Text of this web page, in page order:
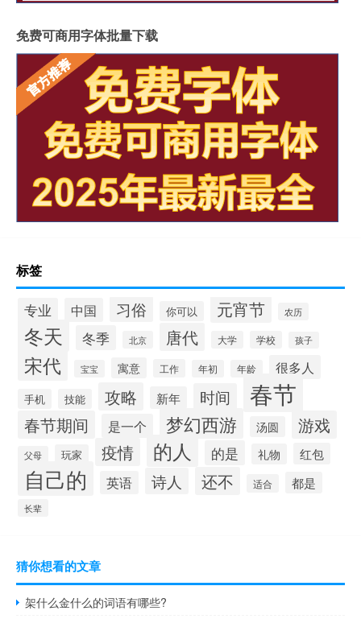
免费可商用字体批量下载
标签
专业 中国 习俗 你可以 元宵节 农历
冬天 冬季 北京 唐代 大学 学校 孩子
宋代 宝宝 寓意 工作 年初 年龄 很多人
手机 技能 攻略 新年 时间 春节
春节期间 是一个 梦幻西游 汤圆 游戏
父母 玩家 疫情 的人 的是 礼物 红包
自己的 英语 诗人 还不 适合 都是
长辈
猜你想看的文章
架什么金什么的词语有哪些?